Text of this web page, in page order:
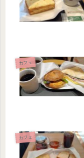
カフェ
カフェ